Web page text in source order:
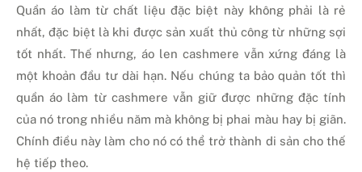
Quần áo làm từ chất liệu đặc biệt này không phải là rẻ
nhất, đặc biệt là khi được sản xuất thủ công từ những sợi
tốt nhất. Thế nhưng, áo len cashmere vẫn xứng đáng là
một khoản đầu tư dài hạn. Nếu chúng ta bảo quản tốt thì
quần áo làm từ cashmere vẫn giữ được những đặc tính
của nó trong nhiều năm mà không bị phai màu hay bị giãn.
Chính điều này làm cho nó có thể trở thành di sản cho thế
hệ tiếp theo.